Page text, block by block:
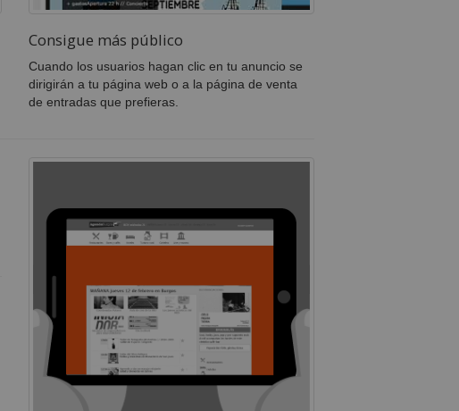
Consigue más público
Cuando los usuarios hagan clic en tu anuncio se
dirigirán a tu página web o a la página de venta
de entradas que prefieras.